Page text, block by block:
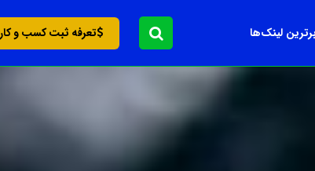
لینک‌ها تعرفه ثبت کسب و کار